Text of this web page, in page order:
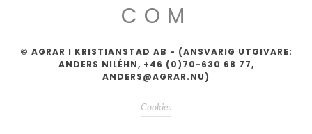
COM
© AGRAR I KRISTIANSTAD AB - (ANSVARIG UTGIVARE:
ANDERS NILÉHN, +46 (0)70-630 68 77,
ANDERS@AGRAR.NU)
Cookies